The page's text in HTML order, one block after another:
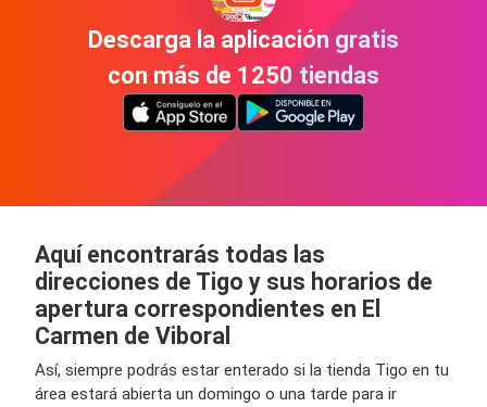
Descarga la aplicación gratis
con más de 1250 tiendas
Aquí encontrarás todas las
direcciones de Tigo y sus horarios de
apertura correspondientes en El
Carmen de Viboral
Así, siempre podrás estar enterado si la tienda Tigo en tu
área estará abierta un domingo o una tarde para ir